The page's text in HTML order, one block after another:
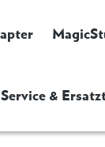
Service &